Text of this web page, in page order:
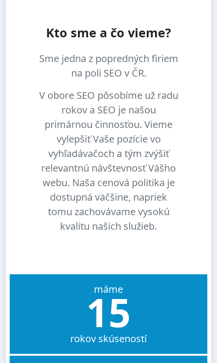
Kto sme a čo vieme?
Sme jedna z popredných firiem
na poli SEO v ČR.
V obore SEO pôsobíme už radu
rokov a SEO je našou
primárnou činnosťou. Vieme
vylepšiť Vaše pozície vo
vyhľadávačoch a tým zvýšiť
relevantnú návštevnosť Vášho
webu. Naša cenová politika je
dostupná väčšine, napriek
tomu zachovávame vysokú
kvalitu našich služieb.
máme
15
rokov skúseností